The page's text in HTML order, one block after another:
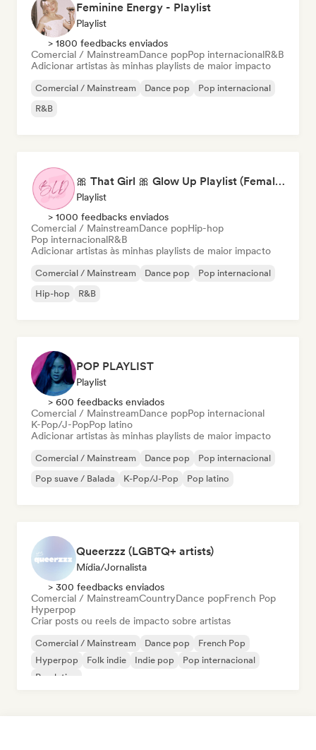
Feminine Energy - Playlist
Playlist
> 1800 feedbacks enviados
Comercial / MainstreamDance popPop internacionalR&B
Adicionar artistas às minhas playlists de maior impacto
Comercial / Mainstream Dance pop
Pop internacional
R&B
🎀 That Girl 🎀 Glow Up Playlist (Female Artists)
Playlist
> 1000 feedbacks enviados
Comercial / MainstreamDance popHip-hop
Pop internacionalR&B
Adicionar artistas às minhas playlists de maior impacto
Comercial / Mainstream Dance pop
Pop internacional
Hip-hop
R&B
POP PLAYLIST
Playlist
> 600 feedbacks enviados
Comercial / MainstreamDance popPop internacional
K-Pop/J-PopPop latino
Adicionar artistas às minhas playlists de maior impacto
Comercial / Mainstream Dance pop
Pop internacional
Pop suave / Balada
K-Pop/J-Pop Pop latino
Queerzzz (LGBTQ+ artists)
Mídia/Jornalista
> 300 feedbacks enviados
Comercial / MainstreamCountryDance popFrench Pop
Hyperpop
Criar posts ou reels de impacto sobre artistas
Comercial / Mainstream Dance pop
French Pop
Hyperpop
Folk indie Indie pop
Pop internacional
Pop latino